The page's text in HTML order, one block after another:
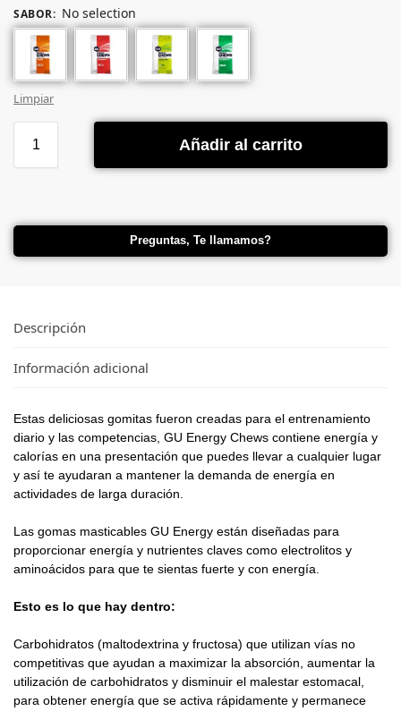
SABOR: No selection
Limpiar
Añadir al carrito
Preguntas, Te llamamos?
Descripción
Información adicional
Estas deliciosas gomitas fueron creadas para el entrenamiento
diario y las competencias, GU Energy Chews contiene energía y
calorías en una presentación que puedes llevar a cualquier lugar
y así te ayudaran a mantener la demanda de energía en
actividades de larga duración.
Las gomas masticables GU Energy están diseñadas para
proporcionar energía y nutrientes claves como electrolitos y
aminoácidos para que te sientas fuerte y con energía.
Esto es lo que hay dentro:
Carbohidratos (maltodextrina y fructosa) que utilizan vías no
competitivas que ayudan a maximizar la absorción, aumentar la
utilización de carbohidratos y disminuir el malestar estomacal,
para obtener energía que se activa rápidamente y permanece